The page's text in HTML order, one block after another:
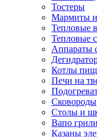
Тостеры
Мармиты
Тепловые
Тепловые
Аппараты
Котлы
Печи на
Сковороды
Столы и
Вапо грили
Казаны